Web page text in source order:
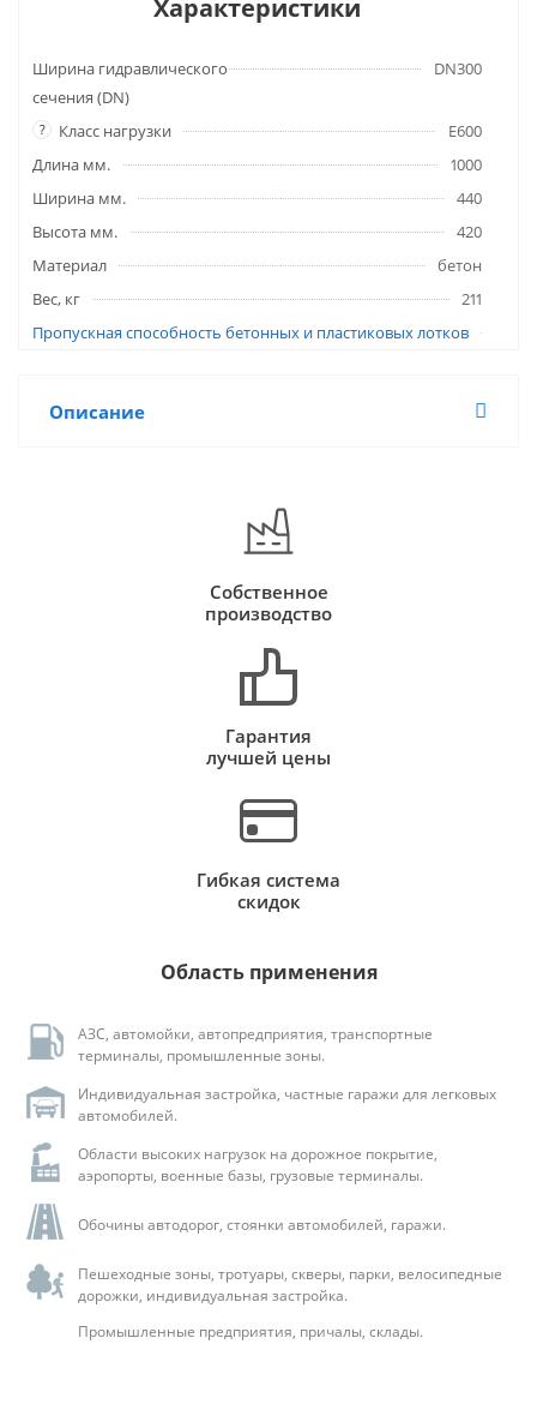
Характеристики
Ширина гидравлического
сечения (DN)
DN300
? Класс нагрузки
E600
Длина мм.
1000
Ширина мм.
440
Высота мм.
420
Материал
бетон
Вес, кг
211
Пропускная способность бетонных и пластиковых лотков
Описание
Собственное
производство
Гарантия
лучшей цены
Гибкая система
скидок
Область применения
АЗС, автомойки, автопредприятия, транспортные
терминалы, промышленные зоны.
Индивидуальная застройка, частные гаражи для легковых
автомобилей.
Области высоких нагрузок на дорожное покрытие,
аэропорты, военные базы, грузовые терминалы.
Обочины автодорог, стоянки автомобилей, гаражи.
Пешеходные зоны, тротуары, скверы, парки, велосипедные
дорожки, индивидуальная застройка.
Промышленные предприятия, причалы, склады.